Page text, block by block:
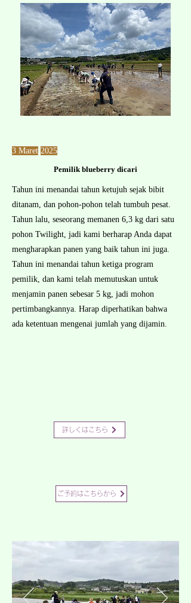
3 Maret 2025
Pemilik blueberry dicari
Tahun ini menandai tahun ketujuh sejak bibit
ditanam, dan pohon-pohon telah tumbuh pesat.
Tahun lalu, seseorang memanen 6,3 kg dari satu
pohon Twilight, jadi kami berharap Anda dapat
mengharapkan panen yang baik tahun ini juga.
Tahun ini menandai tahun ketiga program
pemilik, dan kami telah memutuskan untuk
menjamin panen sebesar 5 kg, jadi mohon
pertimbangkannya. Harap diperhatikan bahwa
ada ketentuan mengenai jumlah yang dijamin.
詳しくはこちら
ご予約はこちらから